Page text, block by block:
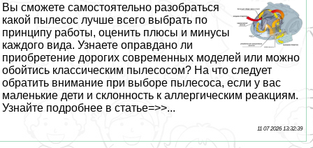
Вы сможете самостоятельно разобраться
какой пылесос лучше всего выбрать по
принципу работы, оценить плюсы и минусы
каждого вида. Узнаете оправдано ли
приобретение дорогих современных моделей или можно
обойтись классическим пылесосом? На что следует
обратить внимание при выборе пылесоса, если у вас
маленькие дети и склонность к аллергическим реакциям.
Узнайте подробнее в статье=>>...
11 07 2026 13:32:39